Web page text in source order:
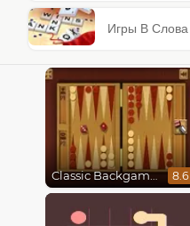
Игры В Слова
Classic Backgammon 8.6